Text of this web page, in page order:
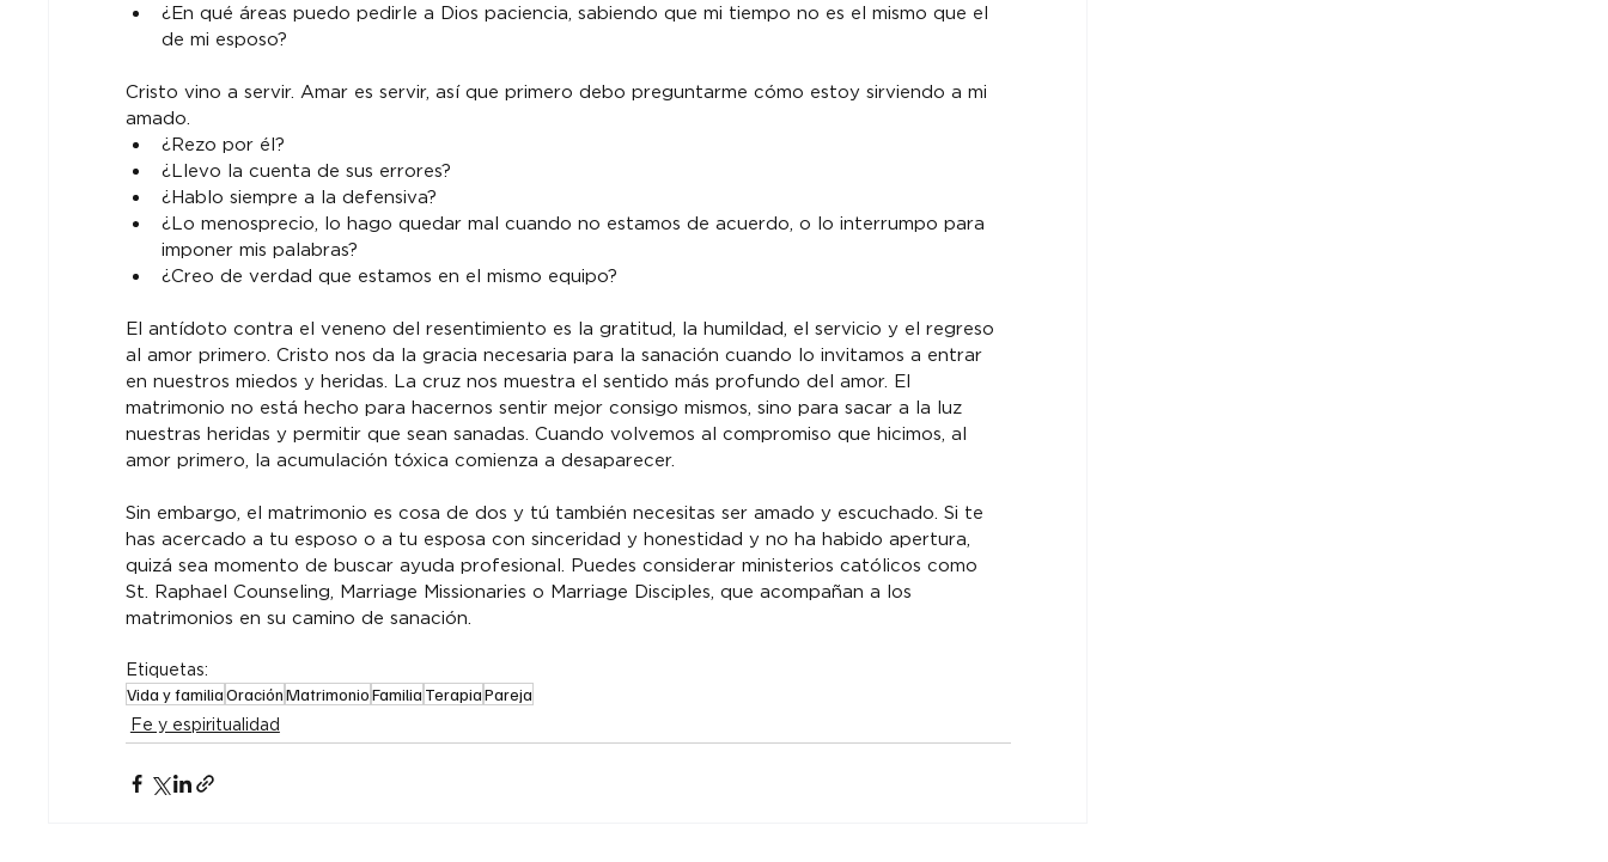
¿En qué áreas puedo pedirle a Dios paciencia, sabiendo que mi tiempo no es el mismo que el
de mi esposo?
Cristo vino a servir. Amar es servir, así que primero debo preguntarme cómo estoy sirviendo a mi
amado.
¿Rezo por él?
¿Llevo la cuenta de sus errores?
¿Hablo siempre a la defensiva?
¿Lo menosprecio, lo hago quedar mal cuando no estamos de acuerdo, o lo interrumpo para
imponer mis palabras?
¿Creo de verdad que estamos en el mismo equipo?
El antídoto contra el veneno del resentimiento es la gratitud, la humildad, el servicio y el regreso
al amor primero. Cristo nos da la gracia necesaria para la sanación cuando lo invitamos a entrar
en nuestros miedos y heridas. La cruz nos muestra el sentido más profundo del amor. El
matrimonio no está hecho para hacernos sentir mejor consigo mismos, sino para sacar a la luz
nuestras heridas y permitir que sean sanadas. Cuando volvemos al compromiso que hicimos, al
amor primero, la acumulación tóxica comienza a desaparecer.
Sin embargo, el matrimonio es cosa de dos y tú también necesitas ser amado y escuchado. Si te
has acercado a tu esposo o a tu esposa con sinceridad y honestidad y no ha habido apertura,
quizá sea momento de buscar ayuda profesional. Puedes considerar ministerios católicos como
St. Raphael Counseling, Marriage Missionaries o Marriage Disciples, que acompañan a los
matrimonios en su camino de sanación.
Etiquetas:
Vida y familiaOraciónMatrimonioFamilia TerapiaPareja
Fe y espiritualidad